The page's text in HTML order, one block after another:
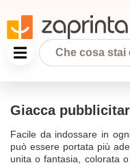
Giacca
Facile da indossare in
può essere portata più
unita o fantasia, colorata